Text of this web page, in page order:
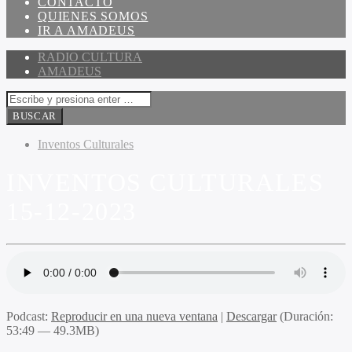
QUIENES SOMOS
IR A AMADEUS
RADIO CULTURA
AMADEUS
Inventos Culturales
Podcast: Reproducir en una nueva ventana | Descargar(Duración:
53:49 — 49.3MB)